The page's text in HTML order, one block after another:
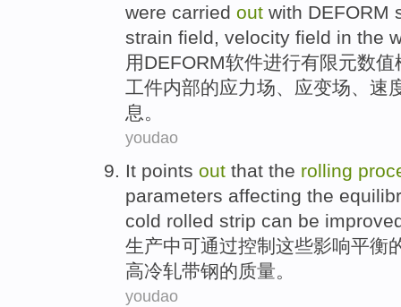
were carried out with DEFORM
strain field velocity field in the
用DEFORM软件进行有限元数值
工件内部的应力场 应变场
速
息。
youdao
It points out that the rolling
parameters affecting the
cold rolled strip can be
生产中可通过控制 这些影响平衡
高冷轧带钢的质量。
youdao